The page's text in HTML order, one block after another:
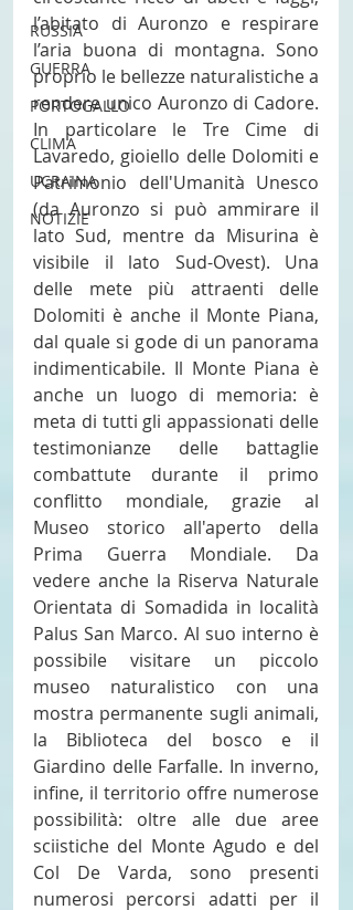
RUSSIA
GUERRA
PORTOGALLO
CLIMA
UCRAINA
NOTIZIE
l’abitato di Auronzo e respirare
l’aria buona di montagna. Sono
proprio le bellezze naturalistiche a
rendere unico Auronzo di Cadore.
In particolare le Tre Cime di
Lavaredo, gioiello delle Dolomiti e
Patrimonio dell'Umanità Unesco
(da Auronzo si può ammirare il
lato Sud, mentre da Misurina è
visibile il lato Sud-Ovest). Una
delle mete più attraenti delle
Dolomiti è anche il Monte Piana,
dal quale si gode di un panorama
indimenticabile. Il Monte Piana è
anche un luogo di memoria: è
meta di tutti gli appassionati delle
testimonianze delle battaglie
combattute durante il primo
conflitto mondiale, grazie al
Museo storico all'aperto della
Prima Guerra Mondiale. Da
vedere anche la Riserva Naturale
Orientata di Somadida in località
Palus San Marco. Al suo interno è
possibile visitare un piccolo
museo naturalistico con una
mostra permanente sugli animali,
la Biblioteca del bosco e il
Giardino delle Farfalle. In inverno,
infine, il territorio offre numerose
possibilità: oltre alle due aree
sciistiche del Monte Agudo e del
Col De Varda, sono presenti
numerosi percorsi adatti per il